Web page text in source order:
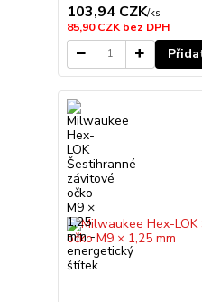
103,94 CZK/ks
85,90 CZKbez DPH